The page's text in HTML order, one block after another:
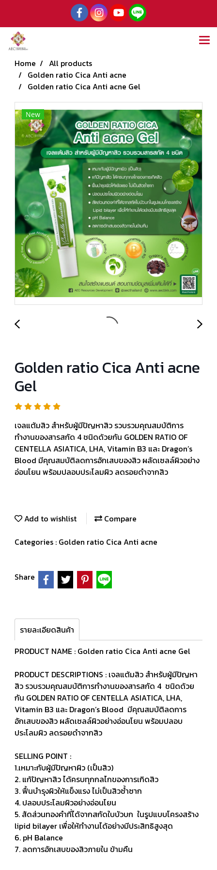
Home
All products
Golden ratio Cica Anti acne
Golden ratio Cica Anti acne Gel
New
Golden ratio Cica Anti acne
Gel
เจลแต้มสิว สำหรับผู้มีปัญหาสิว รวบรวมคุณสมบัติการ
ทำงานของสารสกัด 4 ชนิดด้วยกัน GOLDEN RATIO OF
CENTELLA ASIATICA, LHA, Vitamin B3 และ Dragon’s
Blood มีคุณสมบัติลดการอักเสบของสิว ผลัดเซลล์ผิวอย่าง
อ่อนโยน พร้อมปลอบประโลมผิว ลดรอยดำจากสิว
Add to wishlist
Compare
Categories : Golden ratio Cica Anti acne
Share
รายละเอียดสินค้า
PRODUCT NAME : Golden ratio Cica Anti acne Gel
PRODUCT DESCRIPTIONS : เจลแต้มสิว สำหรับผู้มีปัญหา
สิว รวบรวมคุณสมบัติการทำงานของสารสกัด 4 ชนิดด้วย
กัน GOLDEN RATIO OF CENTELLA ASIATICA, LHA,
Vitamin B3 และ Dragon’s Blood มีคุณสมบัติลดการ
อักเสบของสิว ผลัดเซลล์ผิวอย่างอ่อนโยน พร้อมปลอบ
ประโลมผิว ลดรอยดำจากสิว
SELLING POINT :
1.เหมาะกับผู้มีปัญหาผิว (เป็นสิว)
2. แก้ปัญหาสิว ได้ครบทุกกลไกของการเกิดสิว
3. ฟื้นบำรุงผิวให้แข็งแรง ไม่เป็นสิวซ้ำซาก
4. ปลอบประโลมผิวอย่างอ่อนโยน
5. สัดส่วนทองคำที่ได้จากสกัดใบบัวบก ในรูปแบบโครงสร้าง
lipid bilayer เพื่อให้ทำงานได้อย่างมีประสิทธิสูงสุด
6. pH Balance
7. ลดการอักเสบของสิวภายใน ข้ามคืน